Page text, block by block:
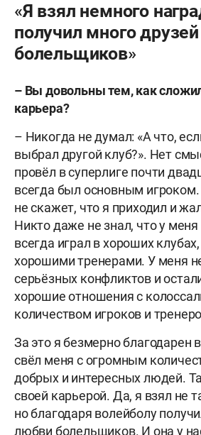
«Я взял немного
получил много
болельщиков»
– Вы довольны тем, как
карьера?
– Никогда не думал: «А что,
выбрал другой клуб?». Нет
провёл в суперлиге почти
всегда был основным
не скажет, что я приходил и
Никто даже не знал, что у меня
всегда играл в хороших
хорошими тренерами. У меня
серьёзных конфликтов и
хорошие отношения с
количеством игроков и
За это я безмерно благодарен
свёл меня с огромным
добрых и интересных людей.
своей карьерой. Да, я взял не
но благодаря волейболу
любви болельщиков. И она у